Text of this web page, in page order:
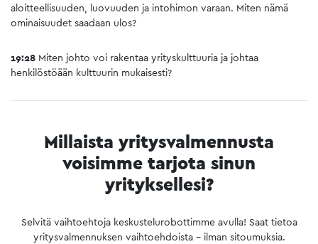
aloitteellisuuden, luovuuden ja intohimon varaan. Miten nämä
ominaisuudet saadaan ulos?
19:28 Miten johto voi rakentaa yrityskulttuuria ja johtaa
henkilöstöään kulttuurin mukaisesti?
Millaista yritysvalmennusta
voisimme tarjota sinun
yrityksellesi?
Selvitä vaihtoehtoja keskustelurobottimme avulla! Saat tietoa
yritysvalmennuksen vaihtoehdoista – ilman sitoumuksia.